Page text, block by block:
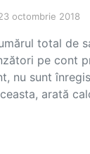
octombrie 2018
total de
pe cont
nu sunt
arată